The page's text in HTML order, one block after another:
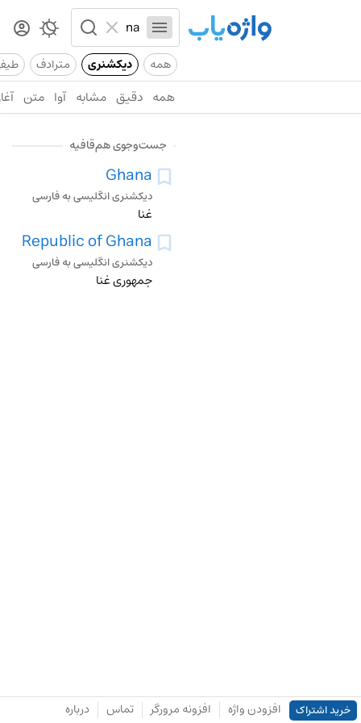
همه دیکشنری مترادف
همه دقیق مشابه آوا متن
جست‌وجوی هم‌قافیه
Ghana
دیکشنری انگلیسی به فارسی
غنا
Republic of Ghana
دیکشنری انگلیسی به فارسی
جمهوری غنا
خرید اشتراک افزودن واژه افزونه مرورگر تماس درباره